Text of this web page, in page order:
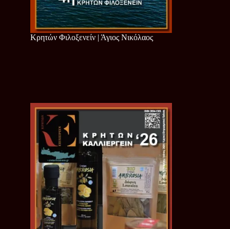
Κρητών Φιλοξενείν | Άγιος Νικόλαος